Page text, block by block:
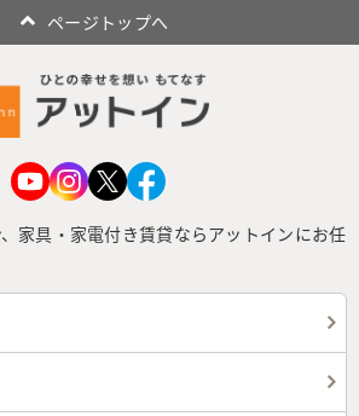
ページトップへ
家具・家電付き賃貸ならアットインにお任